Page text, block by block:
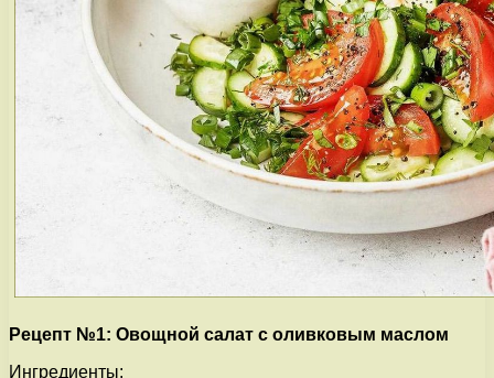
Рецепт №1: Овощной салат с оливковым маслом
Ингредиенты: